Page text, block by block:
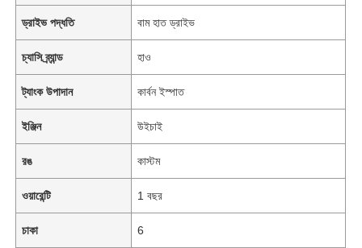
বাড়ি
পণ্য
ড্রাইভ পদ্ধতি বাম হাত ড্রাইভ
চ্যাসি ব্র্যান্ড হাও
ট্যাংক উপাদান কার্বন ইস্পাত
ইঞ্জিন উইচাই
রঙ কাস্টম
ওয়ারেন্টি 1 বছর
চাকা 6